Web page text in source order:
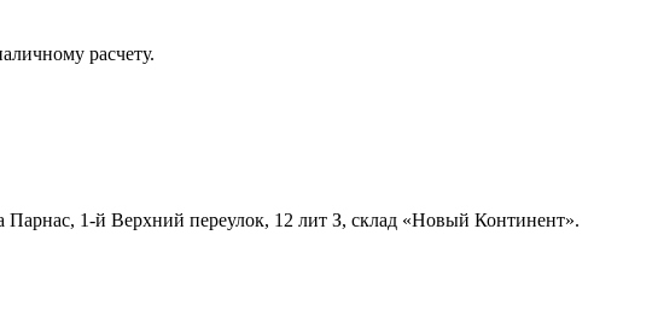
расчету.
Парнас, 1-й Верхний переулок, 12 лит З, склад «Новый Континент».